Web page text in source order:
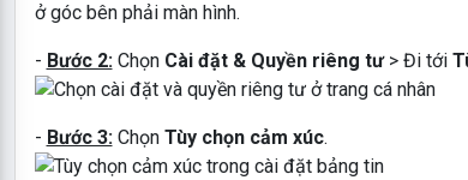
ở góc bên phải màn hình.
- Bước 2:Chọn Cài đặt & Quyền riêng tư> Đi tới
- Bước 3:Chọn Tùy chọn cảm xúc.